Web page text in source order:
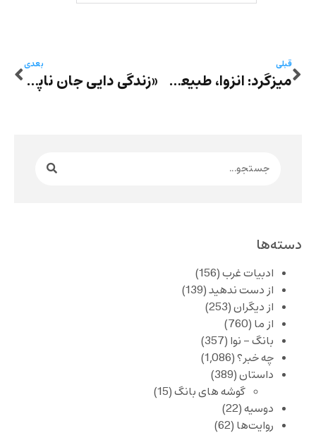
قبلی
میزگرد: انزوا، طبیعت‌گرایی و تصویرپردازی در شعر هوشنگ چالنگی
بعدی
«زندگی دایی جان ناپلئون در تبعید»: نقد لیبراسیون به قلم ناتالی لویسان و به ترجمه سرور کسمایی بر یکی از مهم‌ترین آثار ادبی در ایران
دسته‌ها
ادبیات غرب(156)
از دست ندهید(139)
از دیگران(253)
از ما (760)
بانگ – نوا (357)
چه خبر؟(1,086)
داستان(389)
گوشه های بانگ(15)
دوسیه(22)
روایت‌ها (62)